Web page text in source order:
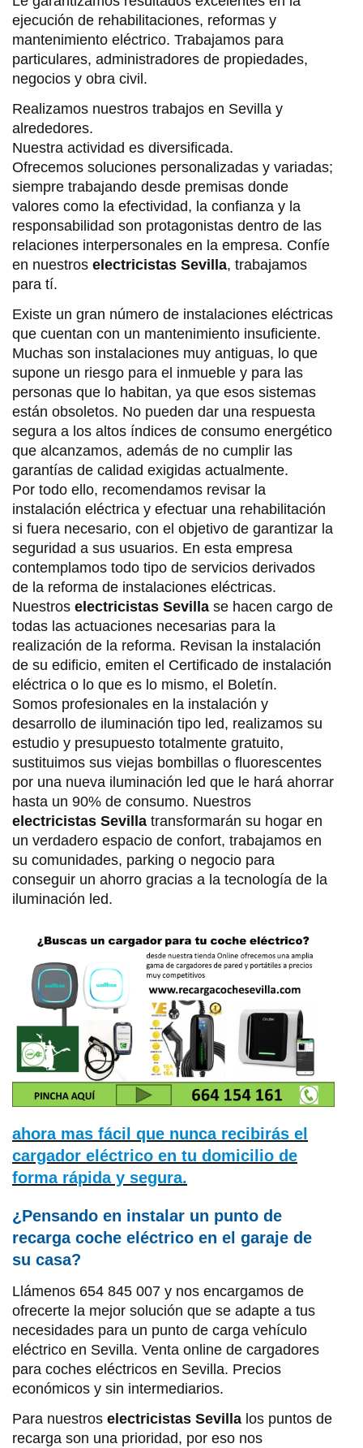
ejecución de rehabilitaciones, reformas y
mantenimiento eléctrico. Trabajamos para
particulares, administradores de propiedades,
negocios y obra civil.
Realizamos nuestros trabajos en Sevilla y
alrededores.
Nuestra actividad es diversificada.
Ofrecemos soluciones personalizadas y variadas;
siempre trabajando desde premisas donde
valores como la efectividad, la confianza y la
responsabilidad son protagonistas dentro de las
relaciones interpersonales en la empresa. Confíe
en nuestros electricistas Sevilla, trabajamos
para tí.
Existe un gran número de instalaciones eléctricas
que cuentan con un mantenimiento insuficiente.
Muchas son instalaciones muy antiguas, lo que
supone un riesgo para el inmueble y para las
personas que lo habitan, ya que esos sistemas
están obsoletos. No pueden dar una respuesta
segura a los altos índices de consumo energético
que alcanzamos, además de no cumplir las
garantías de calidad exigidas actualmente.
Por todo ello, recomendamos revisar la
instalación eléctrica y efectuar una rehabilitación
si fuera necesario, con el objetivo de garantizar la
seguridad a sus usuarios. En esta empresa
contemplamos todo tipo de servicios derivados
de la reforma de instalaciones eléctricas.
Nuestros electricistas Sevilla se hacen cargo de
todas las actuaciones necesarias para la
realización de la reforma. Revisan la instalación
de su edificio, emiten el Certificado de instalación
eléctrica o lo que es lo mismo, el Boletín.
Somos profesionales en la instalación y
desarrollo de iluminación tipo led, realizamos su
estudio y presupuesto totalmente gratuito,
sustituimos sus viejas bombillas o fluorescentes
por una nueva iluminación led que le hará ahorrar
hasta un 90% de consumo. Nuestros
electricistas Sevilla transformarán su hogar en
un verdadero espacio de confort, trabajamos en
su comunidades, parking o negocio para
conseguir un ahorro gracias a la tecnología de la
iluminación led.
ahora mas fácil que nunca recibirás el
cargador eléctrico en tu domicilio de
forma rápida y segura.
¿Pensando en instalar un punto de
recarga coche eléctrico en el garaje de
su casa?
Llámenos 654 845 007 y nos encargamos de
ofrecerte la mejor solución que se adapte a tus
necesidades para un punto de carga vehículo
eléctrico en Sevilla. Venta online de cargadores
para coches eléctricos en Sevilla. Precios
económicos y sin intermediarios.
Para nuestros electricistas Sevilla los puntos de
recarga son una prioridad, por eso nos